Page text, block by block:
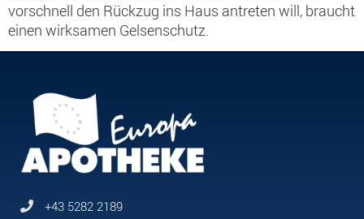
vorschnell den Rückzug ins Haus antreten will, braucht
einen wirksamen Gelsenschutz.
+43 5282 2189